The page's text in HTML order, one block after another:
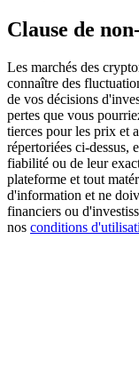
USDT New
USDT Flexible
New Listing
Trade New
Clause de
Les marchés des
connaître des
de vos décisions
pertes que vous
tierces pour les prix et
répertoriées ci-dessus,
fiabilité ou de leur
plateforme et tout
d'information et ne
financiers ou
nos conditions